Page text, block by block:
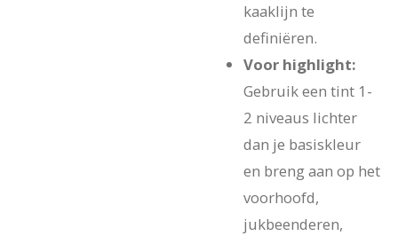
kaaklijn te
definiëren.
Voor highlight:
Gebruik een tint 1-
2 niveaus lichter
dan je basiskleur
en breng aan op het
voorhoofd,
jukbeenderen,